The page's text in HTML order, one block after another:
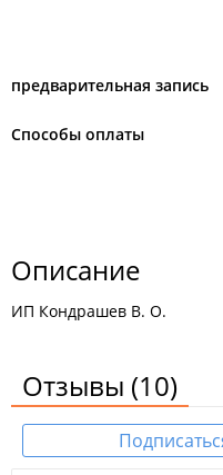
предварительная запись
Способы оплаты
Описание
ИП Кондрашев В. О.
Отзывы (10)